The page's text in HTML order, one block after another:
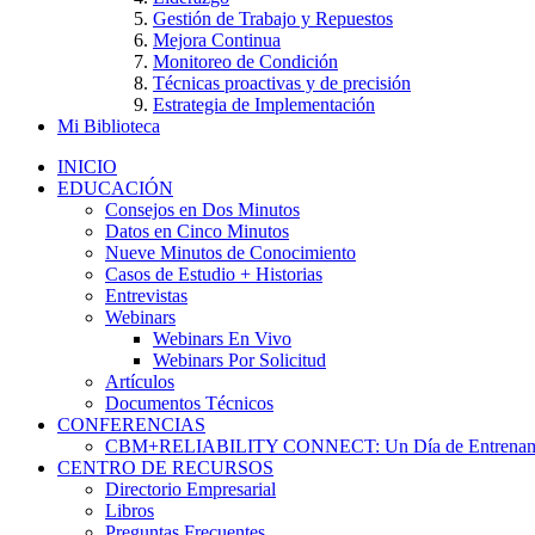
Gestión de Trabajo y Repuestos
Mejora Continua
Monitoreo de Condición
Técnicas proactivas y de precisión
Estrategia de Implementación
Mi Biblioteca
INICIO
EDUCACIÓN
Consejos en Dos Minutos
Datos en Cinco Minutos
Nueve Minutos de Conocimiento
Casos de Estudio + Historias
Entrevistas
Webinars
Webinars En Vivo
Webinars Por Solicitud
Artículos
Documentos Técnicos
CONFERENCIAS
CBM+RELIABILITY CONNECT: Un Día de
CENTRO DE RECURSOS
Directorio Empresarial
Libros